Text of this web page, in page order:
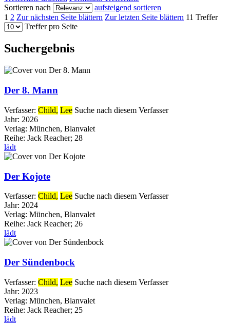
Sortieren nach
aufsteigend sortieren
1 2 Zur nächsten Seite blättern Zur letzten Seite blättern 11 Treffer
Treffer pro Seite
Suchergebnis
Der 8. Mann
Verfasser: Child, Lee Suche nach diesem Verfasser
Jahr: 2026
Verlag: München, Blanvalet
Reihe: Jack Reacher; 28
lädt
Der Kojote
Verfasser: Child, Lee Suche nach diesem Verfasser
Jahr: 2024
Verlag: München, Blanvalet
Reihe: Jack Reacher; 26
lädt
Der Sündenbock
Verfasser: Child, Lee Suche nach diesem Verfasser
Jahr: 2023
Verlag: München, Blanvalet
Reihe: Jack Reacher; 25
lädt